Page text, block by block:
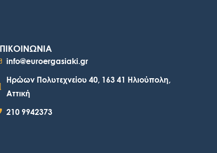
info@euroergasiaki.gr
Ηρώων Πολυτεχνείου 40, 163 41 Ηλιούπολη,
Αττική
210 9942373